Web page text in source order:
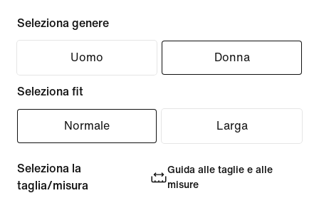
Seleziona genere
Uomo Donna
Seleziona fit
Normale Larga
Seleziona la
taglia/misura
Guida alle taglie e alle
misure